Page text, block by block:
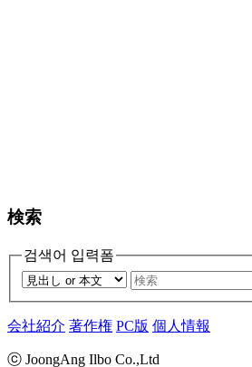
検索
검색어 입력폼
会社紹介 著作権 PC版 個人情報
ⓒ JoongAng Ilbo Co.,Ltd